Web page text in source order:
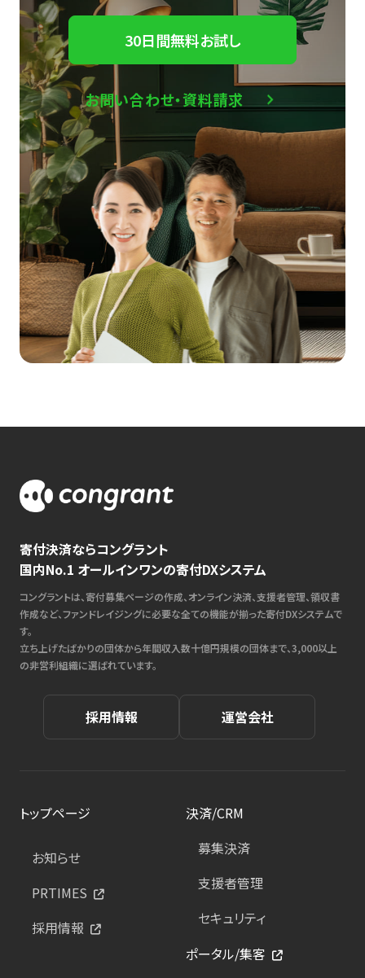
30日間無料お試し
お問い合わせ・資料請求
寄付決済ならコングラント
国内No.1 オールインワンの寄付DXシステム
コングラントは、寄付募集ページの作成、オンライン決済、支援者管理、領収書
作成など、ファンドレイジングに必要な全ての機能が揃った寄付DXシステムで
す。
立ち上げたばかりの団体から年間収入数十億円規模の団体まで、3,000以上
の非営利組織に選ばれています。
採用情報 運営会社
トップページ
お知らせ
PRTIMES
採用情報
決済/CRM
募集決済
支援者管理
セキュリティ
ポータル/集客